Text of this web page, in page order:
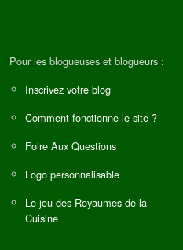
Pour les blogueuses et blogueurs :
Inscrivez votre blog
Comment fonctionne le site ?
Foire Aux Questions
Logo personnalisable
Le jeu des Royaumes de la
Cuisine